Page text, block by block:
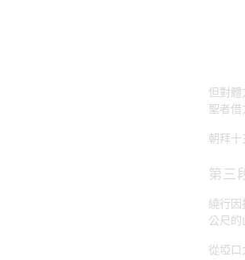
但對
聖者
朝拜
第三
繞行
公尺的
從埡